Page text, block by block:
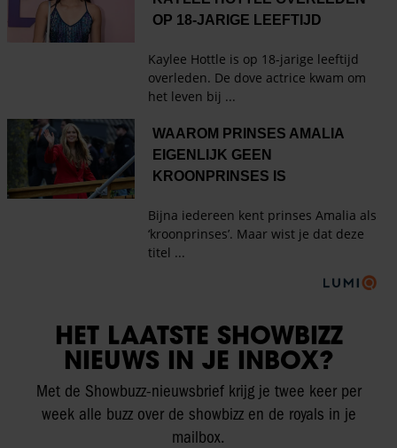
HET LAATSTE SHOWBIZZ
NIEUWS IN JE INBOX?
Met de Showbuzz-nieuwsbrief krijg je twee keer per
week alle buzz over de showbizz en de royals in je
mailbox.